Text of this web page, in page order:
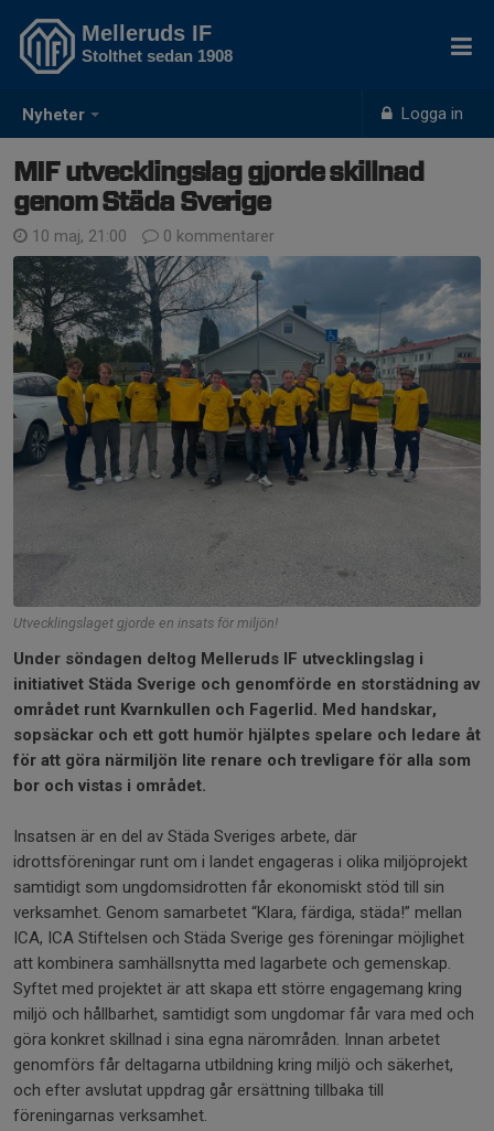
Nyheter Logga in
Melleruds IF
Stolthet sedan 1908
MIF utvecklingslag gjorde skillnad
genom Städa Sverige
10 maj, 21:00 0 kommentarer
Utvecklingslaget gjorde en insats för miljön!
Under söndagen deltog Melleruds IF utvecklingslag i
initiativet Städa Sverige och genomförde en storstädning av
området runt Kvarnkullen och Fagerlid. Med handskar,
sopsäckar och ett gott humör hjälptes spelare och ledare åt
för att göra närmiljön lite renare och trevligare för alla som
bor och vistas i området.
Insatsen är en del av Städa Sveriges arbete, där
idrottsföreningar runt om i landet engageras i olika miljöprojekt
samtidigt som ungdomsidrotten får ekonomiskt stöd till sin
verksamhet. Genom samarbetet “Klara, färdiga, städa!” mellan
ICA, ICA Stiftelsen och Städa Sverige ges föreningar möjlighet
att kombinera samhällsnytta med lagarbete och gemenskap.
Syftet med projektet är att skapa ett större engagemang kring
miljö och hållbarhet, samtidigt som ungdomar får vara med och
göra konkret skillnad i sina egna närområden. Innan arbetet
genomförs får deltagarna utbildning kring miljö och säkerhet,
och efter avslutat uppdrag går ersättning tillbaka till
föreningarnas verksamhet.